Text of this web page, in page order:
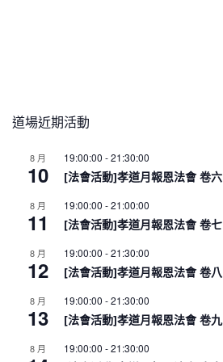
道場近期活動
8 月
10
19:00:00 -21:30:00
[法會活動]孝道月報恩法會 卷六
8 月
11
19:00:00 -21:00:00
[法會活動]孝道月報恩法會 卷七
8 月
12
19:00:00 -21:30:00
[法會活動]孝道月報恩法會 卷八
8 月
13
19:00:00 -21:30:00
[法會活動]孝道月報恩法會 卷九
8 月 19:00:00 -21:30:00